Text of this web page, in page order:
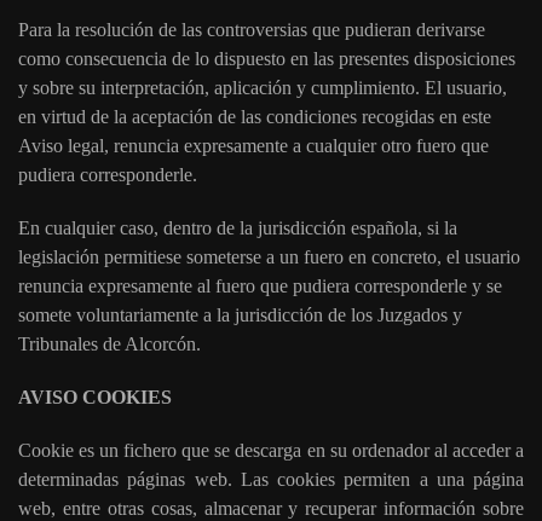
Para la resolución de las controversias que pudieran derivarse
como consecuencia de lo dispuesto en las presentes disposiciones
y sobre su interpretación, aplicación y cumplimiento. El usuario,
en virtud de la aceptación de las condiciones recogidas en este
Aviso legal, renuncia expresamente a cualquier otro fuero que
pudiera corresponderle.
En cualquier caso, dentro de la jurisdicción española, si la
legislación permitiese someterse a un fuero en concreto, el usuario
renuncia expresamente al fuero que pudiera corresponderle y se
somete voluntariamente a la jurisdicción de los Juzgados y
Tribunales de Alcorcón.
AVISO COOKIES
Cookie es un fichero que se descarga en su ordenador al acceder a
determinadas páginas web. Las cookies permiten a una página
web, entre otras cosas, almacenar y recuperar información sobre